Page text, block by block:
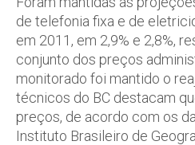
de telefonia fixa e de
em 2011, em 2,9% e 2,8%,
conjunto dos preços
monitorado foi mantido o
técnicos do BC destacam
preços, de acordo com os
Instituto Brasileiro de